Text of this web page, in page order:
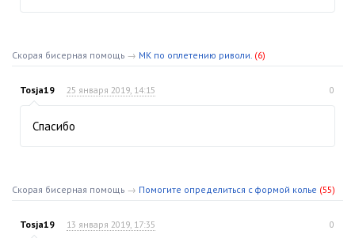
Скорая бисерная помощь → МК по оплетению риволи. (6)
Tosja19 25 января 2019, 14:15 0
Спасибо
Скорая бисерная помощь → Помогите определиться с формой колье (55)
Tosja19 13 января 2019, 17:35 0